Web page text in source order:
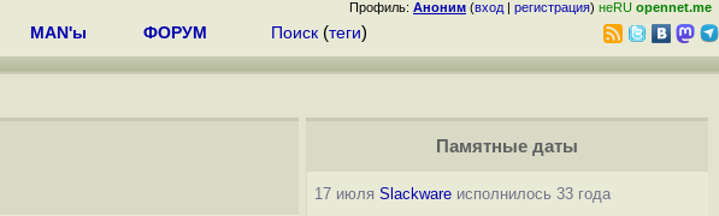
Профиль: Аноним (вход | регистрация) неRU opennet.me
MAN'ы ФОРУМ Поиск (теги)
Памятные даты
17 июля Slackwareисполнилось 33 года